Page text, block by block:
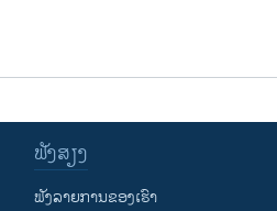
ຟັງສຽງ
ຟັງລາຍການຂອງເຮົາ